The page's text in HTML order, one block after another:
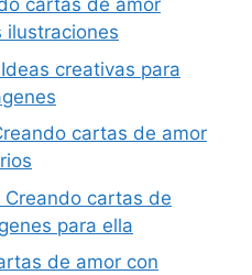
cartas de amor
ilustraciones
creativas para
cartas de amor
cartas de
para ella
de amor con